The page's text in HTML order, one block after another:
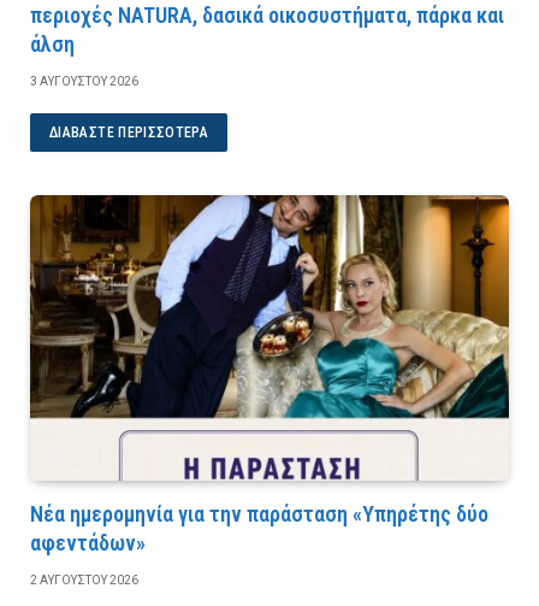
περιοχές NATURA, δασικά οικοσυστήματα, πάρκα και
άλση
3 ΑΥΓΟΎΣΤΟΥ 2026
ΔΙΑΒΆΣΤΕ ΠΕΡΙΣΣΌΤΕΡΑ
Νέα ημερομηνία για την παράσταση «Υπηρέτης δύο
αφεντάδων»
2 ΑΥΓΟΎΣΤΟΥ 2026